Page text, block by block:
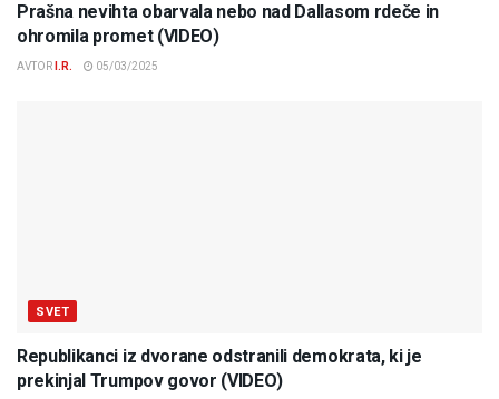
Prašna nevihta obarvala nebo nad Dallasom rdeče in
ohromila promet (VIDEO)
AVTOR I.R. 05/03/2025
SVET
Republikanci iz dvorane odstranili demokrata, ki je
prekinjal Trumpov govor (VIDEO)